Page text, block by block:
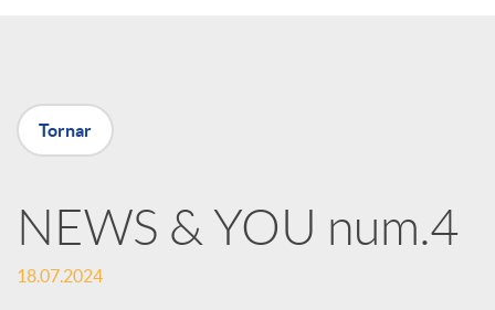
a
X
a
Tornar
NEWS & YOU num.4
18.07.2024